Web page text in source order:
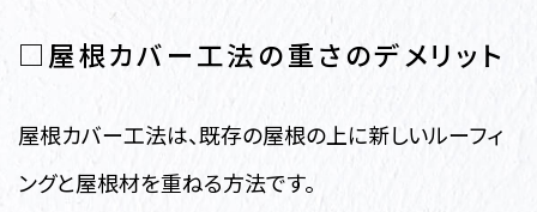
□屋根カバー工法の重さのデメリット
屋根カバー工法は、既存の屋根の上に新しいルーフィ
ングと屋根材を重ねる方法です。